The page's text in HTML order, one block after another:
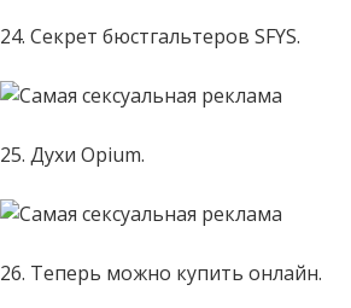
24. Секрет бюстгальтеров SFYS.
25. Духи Opium.
26. Теперь можно купить онлайн.